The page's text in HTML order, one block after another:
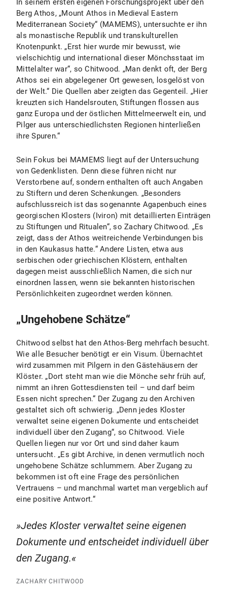
In seinem ersten eigenen Forschungsprojekt über den
Berg Athos, „Mount Athos in Medieval Eastern
Mediterranean Society“ (MAMEMS), untersuchte er ihn
als monastische Republik und transkulturellen
Knotenpunkt. „Erst hier wurde mir bewusst, wie
vielschichtig und international dieser Mönchsstaat im
Mittelalter war“, so Chitwood. „Man denkt oft, der Berg
Athos sei ein abgelegener Ort gewesen, losgelöst von
der Welt.“ Die Quellen aber zeigten das Gegenteil. „Hier
kreuzten sich Handelsrouten, Stiftungen flossen aus
ganz Europa und der östlichen Mittelmeerwelt ein, und
Pilger aus unterschiedlichsten Regionen hinterließen
ihre Spuren.“
Sein Fokus bei MAMEMS liegt auf der Untersuchung
von Gedenklisten. Denn diese führen nicht nur
Verstorbene auf, sondern enthalten oft auch Angaben
zu Stiftern und deren Schenkungen. „Besonders
aufschlussreich ist das sogenannte Agapenbuch eines
georgischen Klosters (Iviron) mit detaillierten Einträgen
zu Stiftungen und Ritualen“, so Zachary Chitwood. „Es
zeigt, dass der Athos weitreichende Verbindungen bis
in den Kaukasus hatte.“ Andere Listen, etwa aus
serbischen oder griechischen Klöstern, enthalten
dagegen meist ausschließlich Namen, die sich nur
einordnen lassen, wenn sie bekannten historischen
Persönlichkeiten zugeordnet werden können.
„Ungehobene Schätze“
Chitwood selbst hat den Athos-Berg mehrfach besucht.
Wie alle Besucher benötigt er ein Visum. Übernachtet
wird zusammen mit Pilgern in den Gästehäusern der
Klöster. „Dort steht man wie die Mönche sehr früh auf,
nimmt an ihren Gottesdiensten teil – und darf beim
Essen nicht sprechen.“ Der Zugang zu den Archiven
gestaltet sich oft schwierig. „Denn jedes Kloster
verwaltet seine eigenen Dokumente und entscheidet
individuell über den Zugang“, so Chitwood. Viele
Quellen liegen nur vor Ort und sind daher kaum
untersucht. „Es gibt Archive, in denen vermutlich noch
ungehobene Schätze schlummern. Aber Zugang zu
bekommen ist oft eine Frage des persönlichen
Vertrauens – und manchmal wartet man vergeblich auf
eine positive Antwort.“
Jedes Kloster verwaltet seine eigenen
Dokumente und entscheidet individuell über
den Zugang.
ZACHARY CHITWOOD